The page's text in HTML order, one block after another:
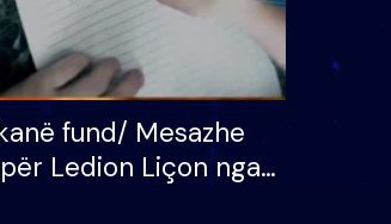
fund/ Mesazhe
Ledion Liçon nga